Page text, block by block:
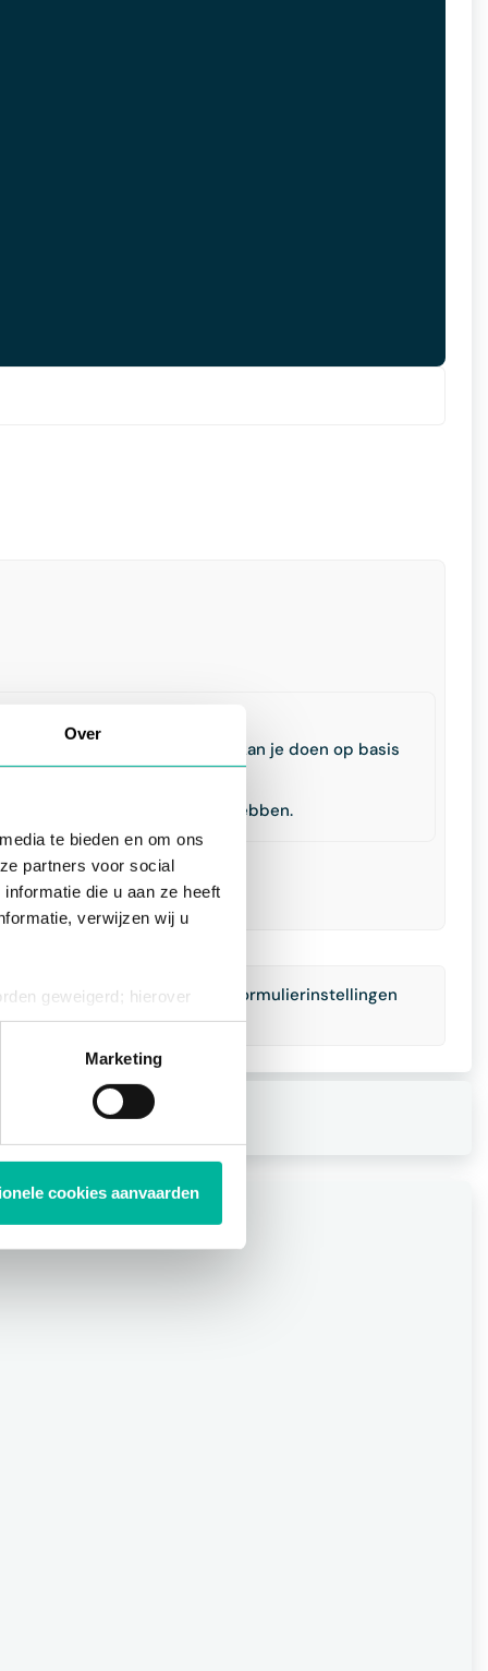
Over
te bieden en om ons
partners voor social
die u aan ze heeft
verwijzen wij u
geweigerd; hierover
op elk moment intrekken
Marketing
cookies aanvaarden
krijgen tot het formulier. Dit kan je doen op basis
formulier ter beschikking hebben.
Vink deze optie aan in de formulierinstellingen